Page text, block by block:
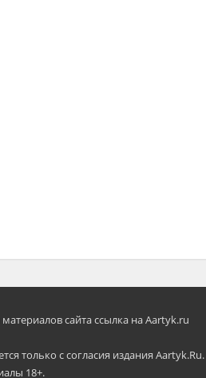
сайта ссылка на Aartyk.ru
только с согласия издания Aartyk.Ru.
18+.